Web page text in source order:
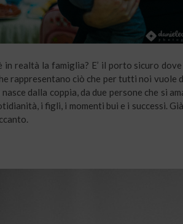
in realtà la famiglia? E’ il porto sicuro
rappresentano ciò che per tutti noi vuole
dalla coppia, da due persone che si
i figli, i momenti bui e i successi.